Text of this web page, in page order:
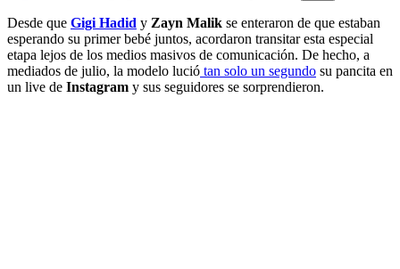
Desde que Gigi Hadid y Zayn Malik se enteraron de que estaban
esperando su primer bebé juntos, acordaron transitar esta especial
etapa lejos de los medios masivos de comunicación. De hecho, a
mediados de julio, la modelo lució tan solo un segundo su pancita en
un live de Instagram y sus seguidores se sorprendieron.